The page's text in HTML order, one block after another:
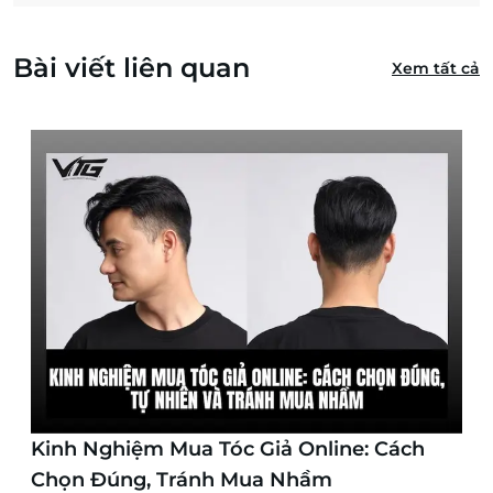
Bài viết liên quan Xem tất cả
Kinh Nghiệm Mua Tóc Giả Online: Cách
Chọn Đúng, Tránh Mua Nhầm